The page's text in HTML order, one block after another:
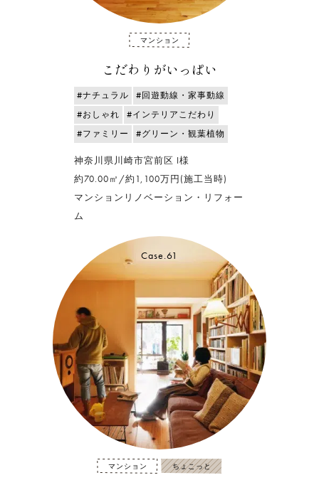
マンション
こだわりがいっぱい
#ナチュラル
#回遊動線・家事動線
#おしゃれ
#インテリアこだわり
#ファミリー
#グリーン・観葉植物
神奈川県川崎市宮前区 I様
約70.00㎡/約1,100万円(施工当時)
マンションリノベーション・リフォー
ム
Case.61
マンション ちょこっと